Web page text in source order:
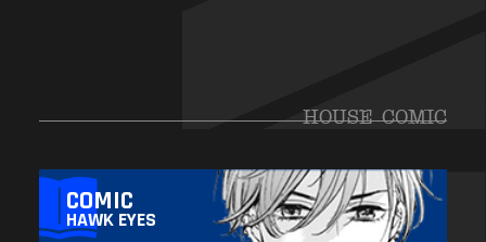
HOUSE COMIC
COMIC
HAWK EYES